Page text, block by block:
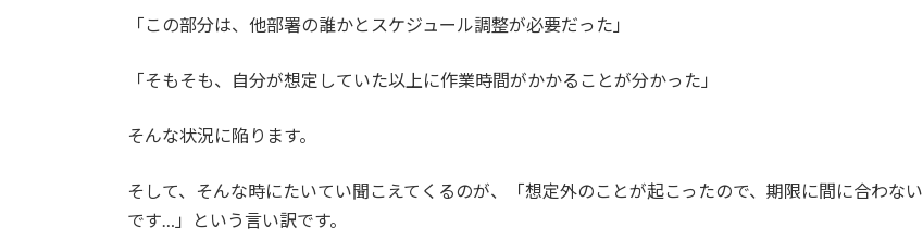
「この部分は、他部署の誰かとスケジュール調整が必要だった」
「そもそも、自分が想定していた以上に作業時間がかかることが分かった」
そんな状況に陥ります。
そして、そんな時にたいてい聞こえてくるのが、「想定外のことが起こったので、期限に間に合わない
です…」という言い訳です。